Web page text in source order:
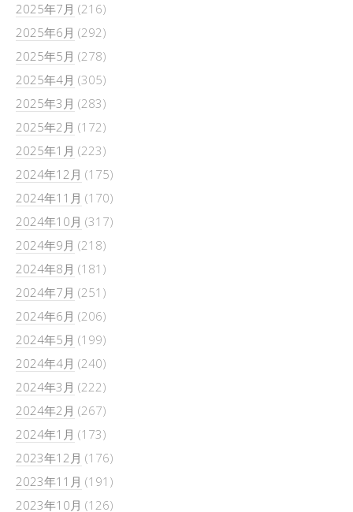
2025年7月 (216)
2025年6月 (292)
2025年5月 (278)
2025年4月 (305)
2025年3月 (283)
2025年2月 (172)
2025年1月 (223)
2024年12月 (175)
2024年11月 (170)
2024年10月 (317)
2024年9月 (218)
2024年8月 (181)
2024年7月 (251)
2024年6月 (206)
2024年5月 (199)
2024年4月 (240)
2024年3月 (222)
2024年2月 (267)
2024年1月 (173)
2023年12月 (176)
2023年11月 (191)
2023年10月 (126)